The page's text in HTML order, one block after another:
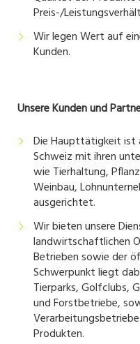
Preis-/
Wir legen Wert auf
Kunden.
Unsere Kunden und
Die Haupttätigkeit
Schweiz mit ihren
wie Tierhaltung,
Weinbau,
ausgerichtet.
Wir bieten unsere
landwirtschaftlichen
Betrieben sowie der
Schwerpunkt liegt
Tierparks, Golfclubs,
und Forstbetriebe,
Produkten.